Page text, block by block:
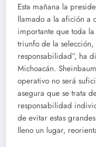
Esta mañana la
llamado a la afición a
importante que toda
triunfo de la
responsabilidad”, ha
Michoacán.
operativo no será
asegura que se trata
responsabilidad
de evitar estas
lleno un lugar,